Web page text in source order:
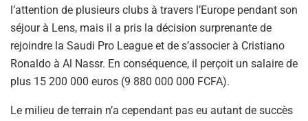
l’attention de plusieurs clubs à travers l’Europe pendant son
séjour à Lens, mais il a pris la décision surprenante de
rejoindre la Saudi Pro League et de s’associer à Cristiano
Ronaldo à Al Nassr. En conséquence, il perçoit un salaire de
plus 15 200 000 euros (9 880 000 000 FCFA).
Le milieu de terrain n’a cependant pas eu autant de succès